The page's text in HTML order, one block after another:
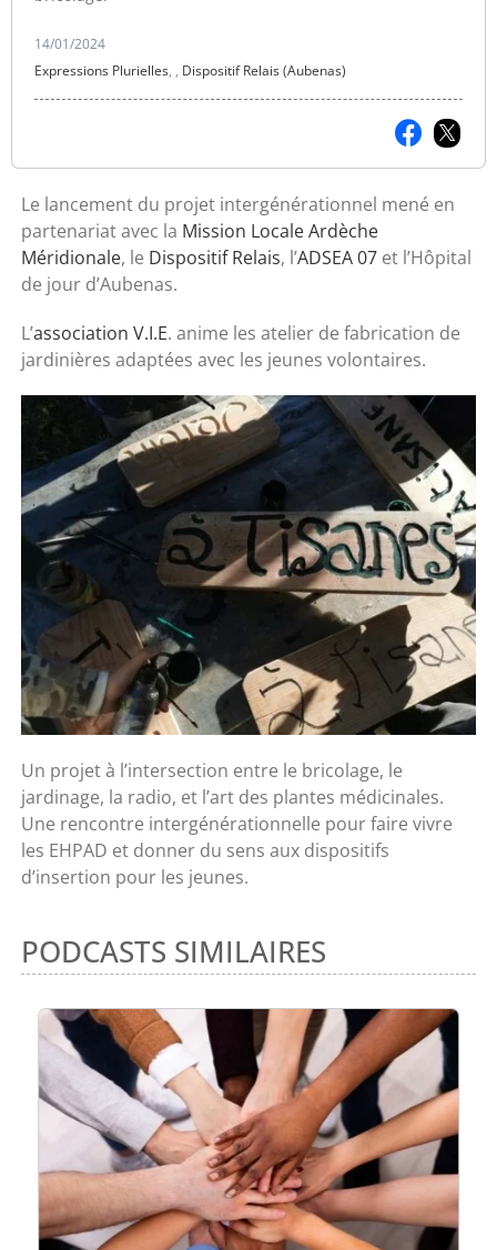
14/01/2024
Expressions Plurielles, , Dispositif Relais (Aubenas)
Le lancement du projet intergénérationnel mené en
partenariat avec la Mission Locale Ardèche
Méridionale, le Dispositif Relais, l’ADSEA 07 et l’Hôpital
de jour d’Aubenas.
L’association V.I.E. anime les atelier de fabrication de
jardinières adaptées avec les jeunes volontaires.
Un projet à l’intersection entre le bricolage, le
jardinage, la radio, et l’art des plantes médicinales.
Une rencontre intergénérationnelle pour faire vivre
les EHPAD et donner du sens aux dispositifs
d’insertion pour les jeunes.
PODCASTS SIMILAIRES